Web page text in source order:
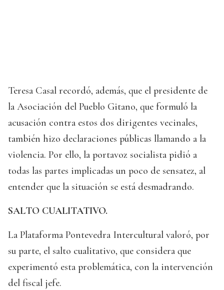
Teresa Casal recordó, además, que el presidente de
la Asociación del Pueblo Gitano, que formuló la
acusación contra estos dos dirigentes vecinales,
también hizo declaraciones públicas llamando a la
violencia. Por ello, la portavoz socialista pidió a
todas las partes implicadas un poco de sensatez, al
entender que la situación se está desmadrando.
SALTO CUALITATIVO.
La Plataforma Pontevedra Intercultural valoró, por
su parte, el salto cualitativo, que considera que
experimentó esta problemática, con la intervención
del fiscal jefe.